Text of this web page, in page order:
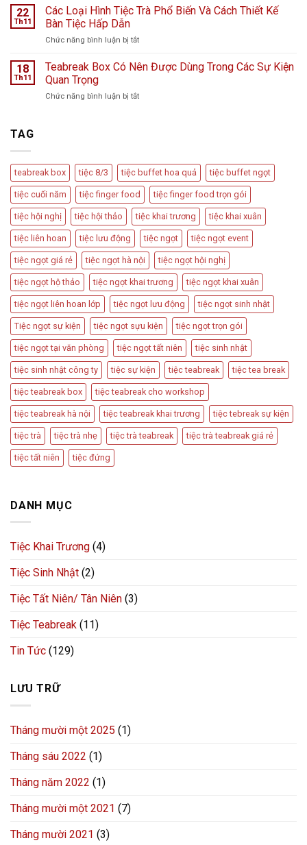
bão
chuyện
Cầu
nước
Perfume
Bày
Tiệc
Đãi
Ngọt
22
Th11
Các Loại Hình Tiệc Trà Phổ Biến Và Cách Thiết Kế
Bàn Tiệc Hấp Dẫn
Chức năng bình luận bị tắtở
Loại
Trà
Kế
Bàn
Tiệc
Hấp
Dẫn
18
Th11
Teabreak Box Có Nên Được Dùng Trong Các Sự Kiện
Quan Trọng
Chức năng bình luận bị tắtở
Dùng
Trong
Các
Sự
Kiện
Quan
Trọng
TAG
teabreak box tiệc 8/3 tiệc buffet hoa quả tiệc buffet ngọt
tiệc cuối năm tiệc finger food tiệc finger food trọn gói
tiệc hội nghị tiệc hội thảo tiệc khai trương tiệc khai xuân
tiệc liên hoan tiệc lưu động tiệc ngọt tiệc ngọt event
tiệc ngọt giá rẻ tiệc ngọt hà nội tiệc ngọt hội nghị
tiệc ngọt hộ thảo tiệc ngọt khai trương tiệc ngọt khai xuân
tiệc ngọt liên hoan lớp tiệc ngọt lưu động tiệc ngọt sinh nhật
Tiệc ngọt sự kiện tiệc ngọt sựu kiện tiệc ngọt trọn gói
tiệc ngọt tại văn phòng tiệc ngọt tất niên tiệc sinh nhật
tiệc sinh nhật công ty tiệc sự kiện tiệc teabreak tiệc tea break
tiệc teabreak box tiệc teabreak cho workshop
tiệc teabreak hà nội tiệc teabreak khai trương tiệc tebreak sự kiện
tiệc trà tiệc trà nhẹ tiệc trà teabreak tiệc trà teabreak giá rẻ
tiệc tất niên tiệc đứng
DANH MỤC
Tiệc Khai Trương (4)
Tiệc Sinh Nhật (2)
Tiệc Tất Niên/ Tân Niên (3)
Tiệc Teabreak (11)
Tin Tức (129)
LƯU TRỮ
Tháng mười một 2025 (1)
Tháng sáu 2022 (1)
Tháng năm 2022 (1)
Tháng mười một 2021 (7)
Tháng mười 2021 (3)